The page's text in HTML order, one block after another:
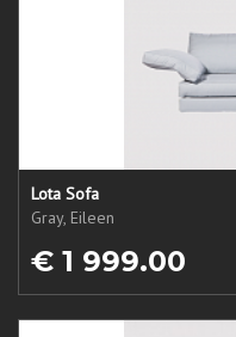
Lota Sofa
Gray, Eileen
€ 1 999.00